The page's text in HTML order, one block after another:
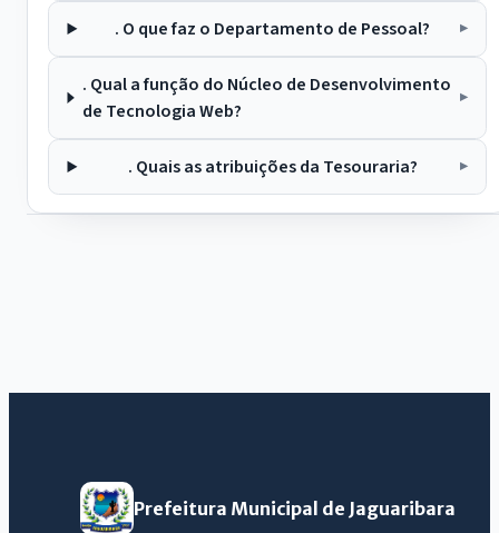
. O que faz o Departamento de Pessoal?
. Qual a função do Núcleo de Desenvolvimento
de Tecnologia Web?
. Quais as atribuições da Tesouraria?
Prefeitura Municipal de Jaguaribara